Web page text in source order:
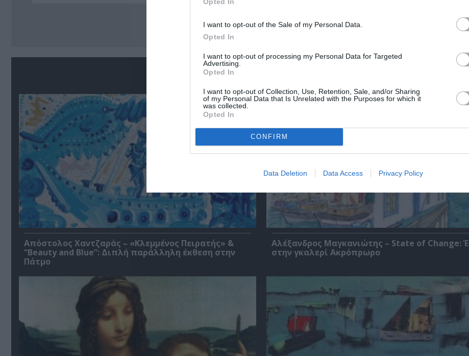
I want to opt-out of the Sale of my Personal Data.
Opted In
I want to opt-out of processing my Personal Data for Targeted
Advertising.
Opted In
I want to opt-out of Collection, Use, Retention, Sale, and/or Sharing
of my Personal Data that Is Unrelated with the Purposes for which it
was collected.
Opted In
CONFIRM
Data Deletion Data Access Privacy Policy
Σχετικά Άρθρα
Απόστολος Χαντζαράς – «Κλεμμένος Πειρατής» &
“Beauty and Blue”: Διπλή παράλληλη έκθεση στην
Πάτμο
Αλέξανδρος Μαγκανιώτης – State of Change:
στην γκαλερί Ακρόπρωρο